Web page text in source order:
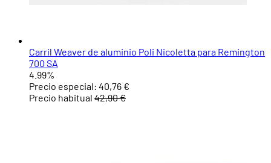
Carril Weaver de aluminio Poli Nicoletta para Remington
700 SA
4.99%
Precio especial: 40,76 €
Precio habitual 42,90 €